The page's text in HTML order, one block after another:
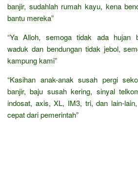
banjir, sudahlah rumah kayu, kena
bantu mereka”
“Ya Alloh, semoga tidak ada hujan
waduk dan bendungan tidak jebol,
kampung kami”
“Kasihan anak-anak susah pergi
banjir, baju susah kering, sinyal
indosat, axis, XL, IM3, tri, dan lain-
cepat dari pemerintah”